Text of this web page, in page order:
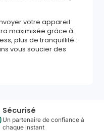
votre appareil
maximisée grâce à
plus de tranquillité :
vous soucier des
Sécurisé
Un partenaire de confiance à
chaque instant